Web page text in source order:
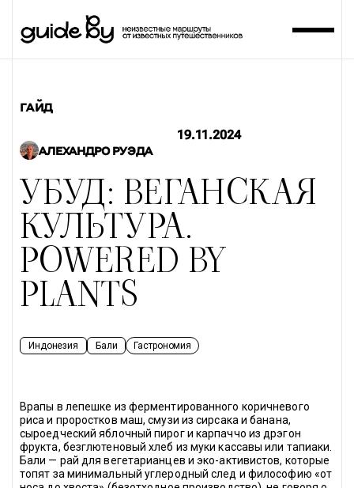
ГАЙД
АЛЕХАНДРО РУЭДА
19.11.2024
УБУД: ВЕГАНСКАЯ
КУЛЬТУРА.
POWERED BY
PLANTS
Индонезия Бали Гастрономия
Врапы в лепешке из ферментированного коричневого
риса и проростков маш, смузи из сирсака и банана,
сыроедческий яблочный пирог и карпаччо из дрэгон
фрукта, безглютеновый хлеб из муки кассавы или тапиаки.
Бали — рай для вегетарианцев и эко-активистов, которые
топят за минимальный углеродный след и философию «от